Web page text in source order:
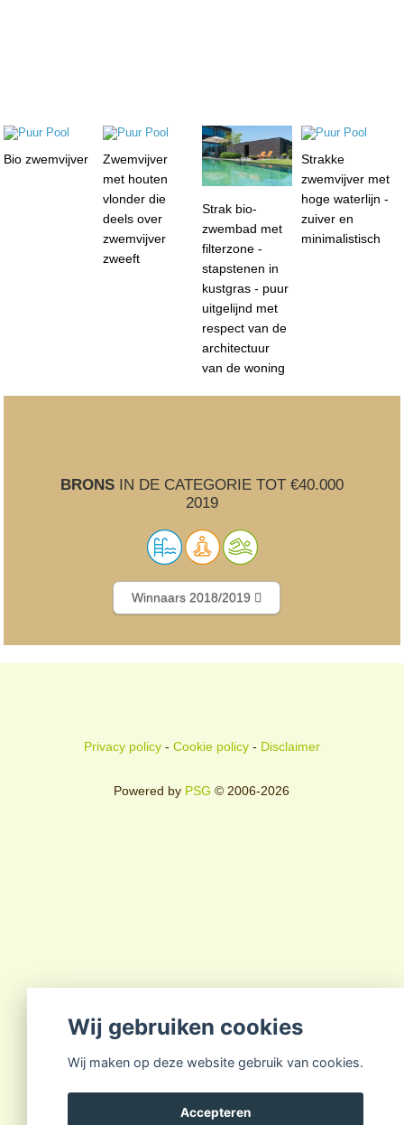
Bio zwemvijver
Zwemvijver
met houten
vlonder die
deels over
zwemvijver
zweeft
Strak bio-
zwembad met
filterzone -
stapstenen in
kustgras - puur
uitgelijnd met
respect van de
architectuur
van de woning
Strakke
zwemvijver met
hoge waterlijn -
zuiver en
minimalistisch
BRONSIN DE CATEGORIE TOT €40.000
2019
Winnaars 2018/2019
Privacy policy- Cookie policy- Disclaimer
Powered by PSG © 2006-2026
Wij gebruiken cookies
Wij maken op deze website gebruik van cookies.
Accepteren